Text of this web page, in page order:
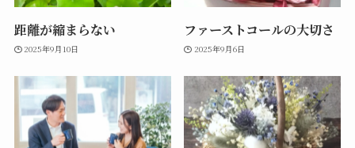
距離が縮まらない
2025年9月10日
ファーストコールの大切さ
2025年9月6日